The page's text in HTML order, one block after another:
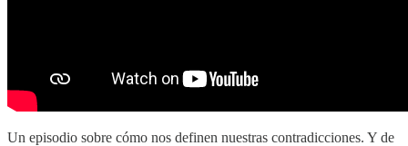
Un episodio sobre cómo nos definen nuestras contradicciones. Y de